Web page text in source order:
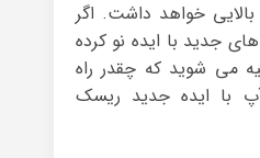
خواهد داشت. اگر
جدید با ایده نو کرده
می شوید که چقدر راه
با ایده جدید ریسک